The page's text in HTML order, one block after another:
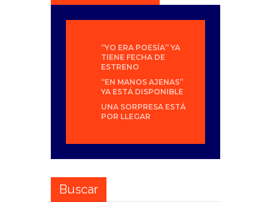
“YO ERA POESÍA” YA
TIENE FECHA DE
ESTRENO
“EN MANOS AJENAS”
YA ESTÁ DISPONIBLE
UNA SORPRESA ESTÁ
POR LLEGAR
Buscar